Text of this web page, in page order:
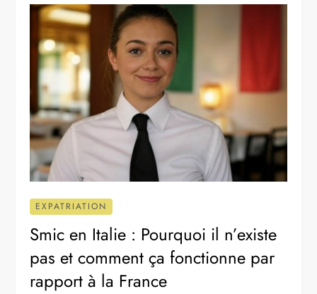
EXPATRIATION
Smic en Italie : Pourquoi il n’existe
pas et comment ça fonctionne par
rapport à la France